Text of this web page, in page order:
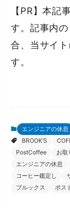
【PR】本記
す。記事内
合、当サイ
す。
エンジニアの休息
BROOK’S
PostCoffee
お取
エンジニアの休息
コーヒー鑑定し
ブルックス
ポス